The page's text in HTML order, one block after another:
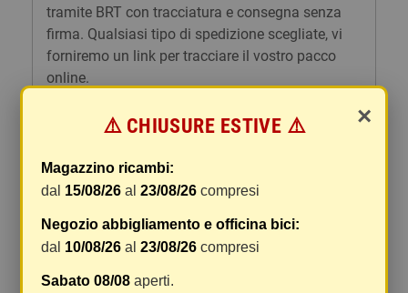
tramite BRT con tracciatura e consegna senza
firma. Qualsiasi tipo di spedizione scegliate, vi
forniremo un link per tracciare il vostro pacco
online.
gestione e imballaggio e le spese postali. I costi
variano a seconda del peso totale della
spedizione. Vi consigliamo di raggruppare i
vostri articoli in un unico ordine. Non ci è
possibile raggruppare due ordini distinti
spedizione saranno addebitate per ognuno di
×
⚠️ CHIUSURE ESTIVE ⚠️
Magazzino ricambi:
dal 15/08/26 al23/08/26 compresi
Negozio abbigliamento e officina bici:
dal 10/08/26 al23/08/26 compresi
Sabato 08/08 aperti.